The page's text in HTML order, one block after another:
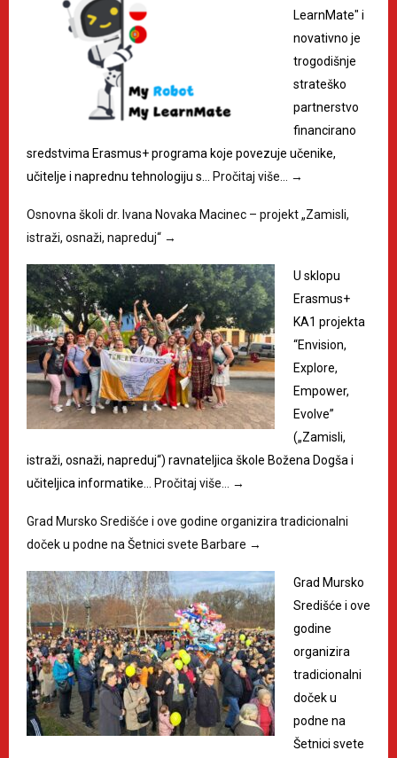
LearnMate" i
novativno je
trogodišnje
strateško
partnerstvo
financirano
sredstvima Erasmus+ programa koje povezuje učenike,
učitelje i naprednu tehnologiju s… Pročitaj više… →
Osnovna školi dr. Ivana Novaka Macinec – projekt „Zamisli,
istraži, osnaži, napreduj“ →
U sklopu
Erasmus+
KA1 projekta
“Envision,
Explore,
Empower,
Evolve”
(„Zamisli,
istraži, osnaži, napreduj“) ravnateljica škole Božena Dogša i
učiteljica informatike… Pročitaj više… →
Grad Mursko Središće i ove godine organizira tradicionalni
doček u podne na Šetnici svete Barbare →
Grad Mursko
Središće i ove
godine
organizira
tradicionalni
doček u
podne na
Šetnici svete